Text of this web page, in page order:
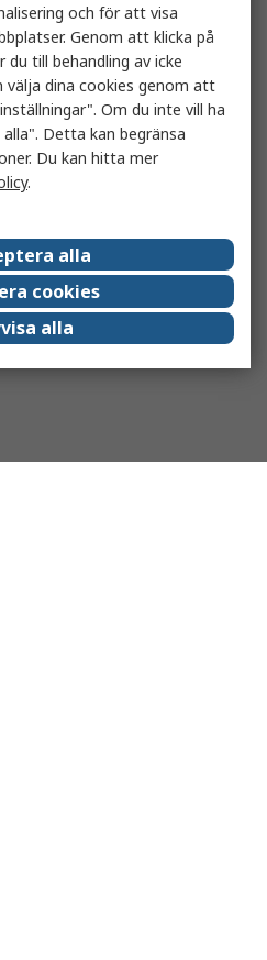
och för att visa
Genom att klicka på
du till behandling av icke
välja dina cookies genom att
Om du inte vill ha
Detta kan begränsa
Du kan hitta mer
.
alla
cookies
alla